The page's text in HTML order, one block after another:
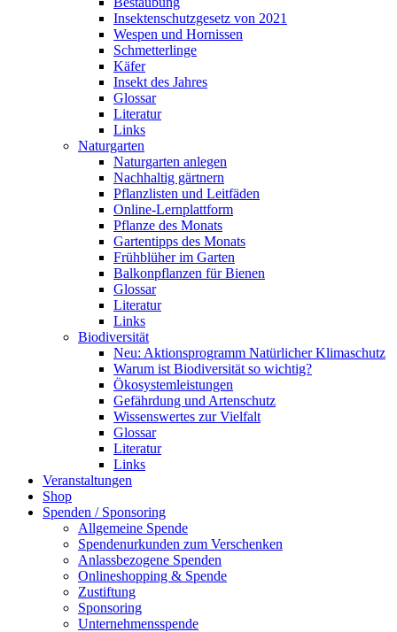
Insektenschutzgesetz von 2021
Wespen und Hornissen
Schmetterlinge
Käfer
Insekt des Jahres
Glossar
Literatur
Links
Naturgarten
Naturgarten anlegen
Nachhaltig gärtnern
Pflanzlisten und Leitfäden
Online-Lernplattform
Pflanze des Monats
Gartentipps des Monats
Frühblüher im Garten
Balkonpflanzen für Bienen
Glossar
Literatur
Links
Biodiversität
Neu: Aktionsprogramm Natürlicher Klimaschutz
Warum ist Biodiversität so wichtig?
Ökosystemleistungen
Gefährdung und Artenschutz
Wissenswertes zur Vielfalt
Glossar
Literatur
Links
Veranstaltungen
Shop
Spenden / Sponsoring
Allgemeine Spende
Spendenurkunden zum Verschenken
Anlassbezogene Spenden
Onlineshopping & Spende
Zustiftung
Sponsoring
Unternehmensspende